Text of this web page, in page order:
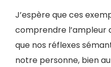
J’espère que ces
comprendre l’ampleur
que nos réflexes
notre personne, bien